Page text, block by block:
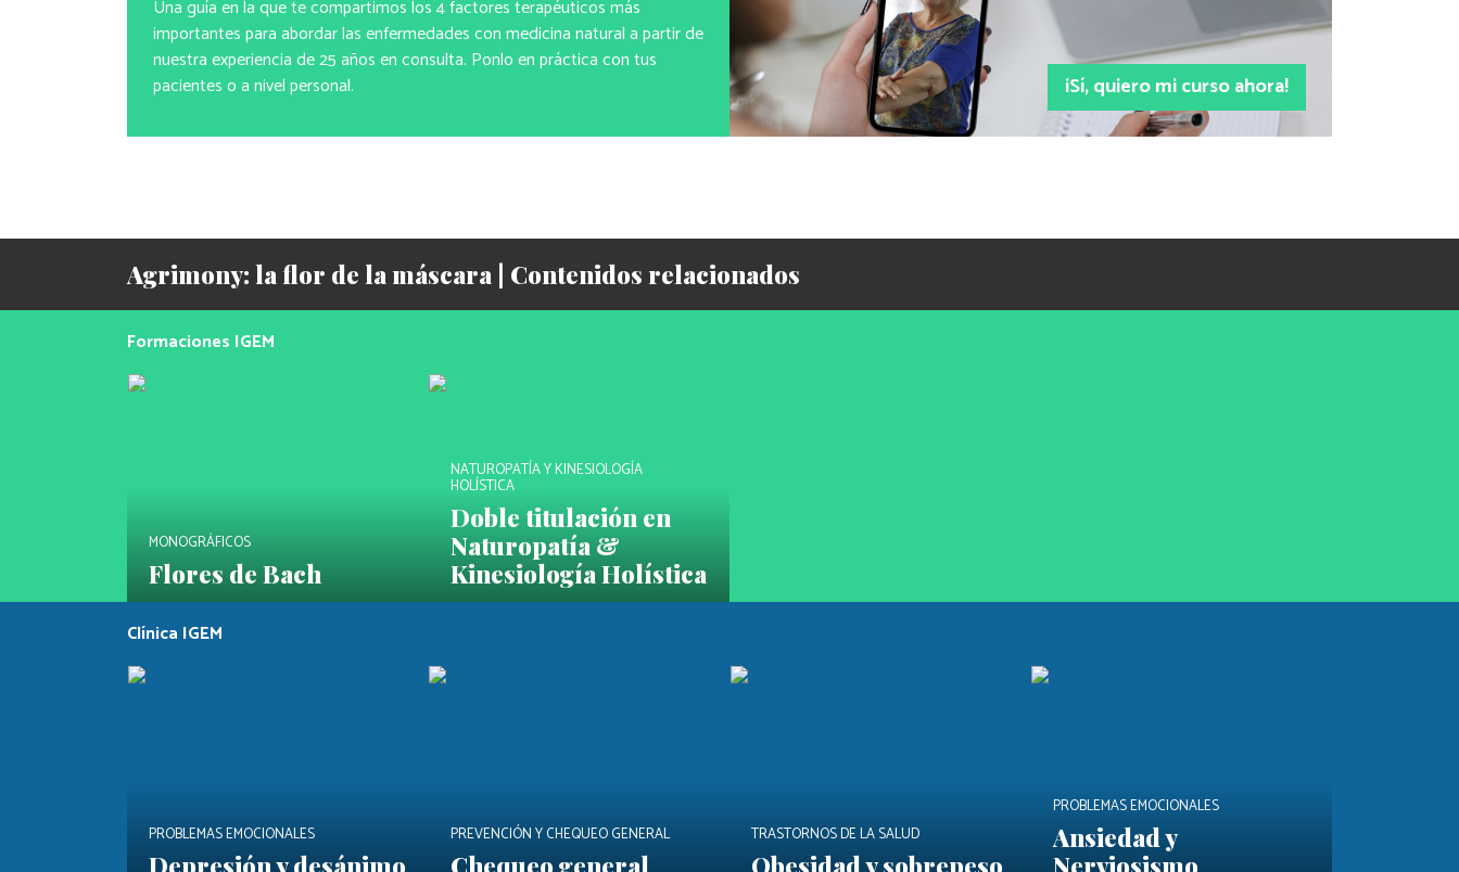
Una guía en la que te compartimos los 4 factores terapéuticos más
importantes para abordar las enfermedades con medicina natural a partir de
nuestra experiencia de 25 años en consulta. Ponlo en práctica con tus
pacientes o a nivel personal.
¡Sí, quiero mi curso ahora!
Agrimony: la flor de la máscara | Contenidos relacionados
Formaciones IGEM
MONOGRÁFICOS
Flores de Bach
NATUROPATÍA Y KINESIOLOGÍA
HOLÍSTICA
Doble titulación en
Naturopatía &
Kinesiología Holística
Clínica IGEM
PROBLEMAS EMOCIONALES
Depresión y desánimo
PREVENCIÓN Y CHEQUEO GENERAL
Chequeo general
TRASTORNOS DE LA SALUD
Obesidad y sobrepeso
PROBLEMAS EMOCIONALES
Ansiedad y
Nerviosismo